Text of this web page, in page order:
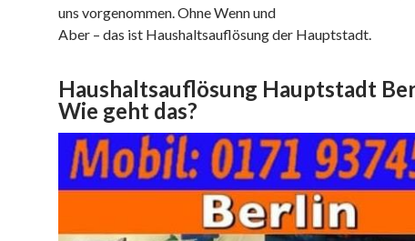
uns vorgenommen. Ohne Wenn und
Aber – das ist Haushaltsauflösung der Hauptstadt.
Haushaltsauflösung Hauptstadt
Wie geht das?